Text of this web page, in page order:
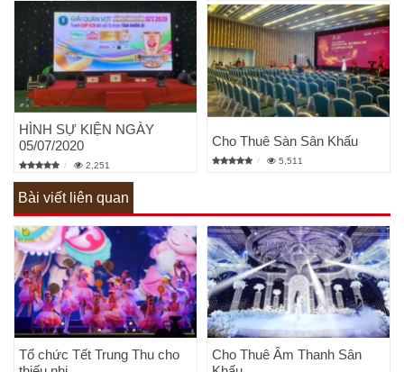
HÌNH SỰ KIỆN NGÀY
05/07/2020
2,251
Cho Thuê Sàn Sân Khấu
5,511
Bài viết liên quan
Tổ chức Tết Trung Thu cho
Cho Thuê Âm Thanh Sân